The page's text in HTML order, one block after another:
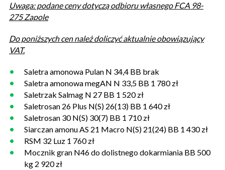
Uwaga: podane ceny dotyczą odbioru własnego FCA 98-
275 Zapole
Do poniższych cen należ doliczyć aktualnie obowiązujący
VAT.
Saletra amonowa Pulan N 34,4 BB brak
Saletra amonowa megAN N 33,5 BB 1 780 zł
Saletrzak Salmag N 27 BB 1 520 zł
Saletrosan 26 Plus N(S) 26(13) BB 1 640 zł
Saletrosan 30 N(S) 30(7) BB 1 710 zł
Siarczan amonu AS 21 Macro N(S) 21(24) BB 1 430 zł
RSM 32 Luz 1 760 zł
Mocznik gran N46 do dolistnego dokarmiania BB 500
kg 2 920 zł